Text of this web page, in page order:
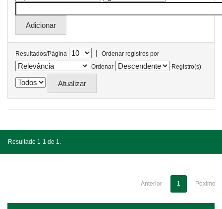
Resultados/Página |
Ordenar registros por
Ordenar
Registro(s)
Resultado 1-1 de 1.
Anterior 1 Póximo